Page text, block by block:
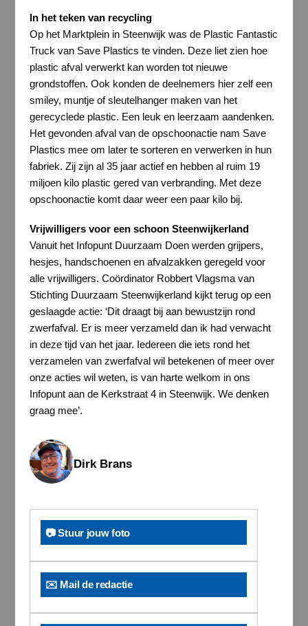
In het teken van recycling
Op het Marktplein in Steenwijk was de Plastic Fantastic
Truck van Save Plastics te vinden. Deze liet zien hoe
plastic afval verwerkt kan worden tot nieuwe
grondstoffen. Ook konden de deelnemers hier zelf een
smiley, muntje of sleutelhanger maken van het
gerecyclede plastic. Een leuk en leerzaam aandenken.
Het gevonden afval van de opschoonactie nam Save
Plastics mee om later te sorteren en verwerken in hun
fabriek. Zij zijn al 35 jaar actief en hebben al ruim 19
miljoen kilo plastic gered van verbranding. Met deze
opschoonactie komt daar weer een paar kilo bij.
Vrijwilligers voor een schoon Steenwijkerland
Vanuit het Infopunt Duurzaam Doen werden grijpers,
hesjes, handschoenen en afvalzakken geregeld voor
alle vrijwilligers. Coördinator Robbert Vlagsma van
Stichting Duurzaam Steenwijkerland kijkt terug op een
geslaagde actie: ‘Dit draagt bij aan bewustzijn rond
zwerfafval. Er is meer verzameld dan ik had verwacht
in deze tijd van het jaar. Iedereen die iets rond het
verzamelen van zwerfafval wil betekenen of meer over
onze acties wil weten, is van harte welkom in ons
Infopunt aan de Kerkstraat 4 in Steenwijk. We denken
graag mee’.
Dirk Brans
📷 Stuur jouw foto
✉️ Mail de redactie